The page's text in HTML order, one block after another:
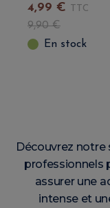
4,99 € TTC
9,90€
En stock
Découvrez
professionnels
assurer une
intense et